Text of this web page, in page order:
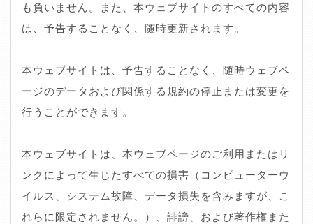
も負いません。また、本ウェブサイトのすべての内容
は、予告することなく、随時更新されます。
本ウェブサイトは、予告することなく、随時ウェブペ
ージのデータおよび関係する規約の停止または変更を
行うことができます。
本ウェブサイトは、本ウェブページのご利用またはリ
ンクによって生じたすべての損害（コンピューターウ
イルス、システム故障、データ損失を含みますが、こ
れらに限定されません。）、誹謗、および著作権また